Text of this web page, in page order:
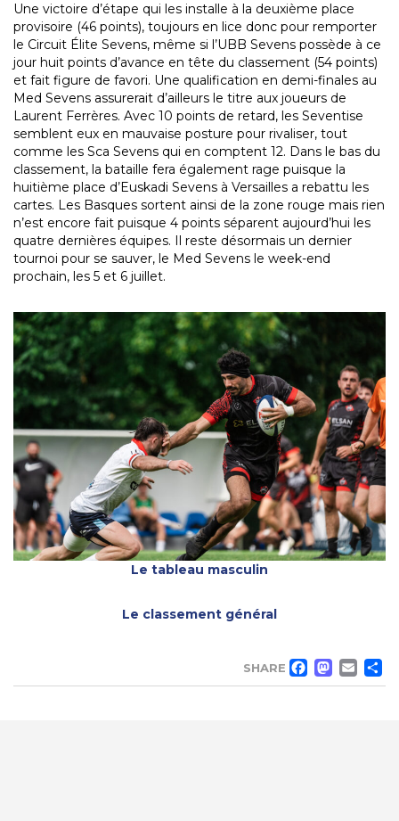
Une victoire d’étape qui les installe à la deuxième place
provisoire (46 points), toujours en lice donc pour remporter
le Circuit Élite Sevens, même si l’UBB Sevens possède à ce
jour huit points d’avance en tête du classement (54 points)
et fait figure de favori. Une qualification en demi-finales au
Med Sevens assurerait d’ailleurs le titre aux joueurs de
Laurent Ferrères. Avec 10 points de retard, les Seventise
semblent eux en mauvaise posture pour rivaliser, tout
comme les Sca Sevens qui en comptent 12. Dans le bas du
classement, la bataille fera également rage puisque la
huitième place d’Euskadi Sevens à Versailles a rebattu les
cartes. Les Basques sortent ainsi de la zone rouge mais rien
n’est encore fait puisque 4 points séparent aujourd’hui les
quatre dernières équipes. Il reste désormais un dernier
tournoi pour se sauver, le Med Sevens le week-end
prochain, les 5 et 6 juillet.
Le tableau masculin
Le classement général
SHARE